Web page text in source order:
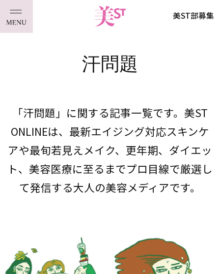
美ST部募集
汗問題
「汗問題」に関する記事一覧です。美ST
ONLINEは、最新エイジング対応スキンケ
アや最旬若見えメイク、更年期、ダイエッ
ト、美容医療に至るまでプロ目線で厳選し
て発信する大人の美容メディアです。